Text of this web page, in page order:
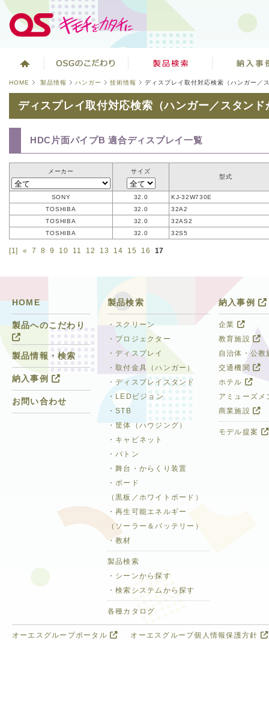
HOME 製品情報 ハンガー 技術情報 ディスプレイ取付対応検索（ハンガー／
ディスプレイ取付対応検索（ハンガー／スタン
HDC片面パイプB 適合ディスプレイ一覧
メーカー
サイズ
型式
SONY 32.0
KJ-32W730E
TOSHIBA
32.0
32A2
TOSHIBA
32.0
32AS2
TOSHIBA
32.0 32S5
[1] « 7 8 9 10 11 12 13 14 15 16 17
HOME
製品へのこだわり
製品情報・検索
納入事例
お問い合わせ
納入事例
企業
教育施設
自治体・公教
交通機関
ホテル
アミューズ
商業施設
モデル提案
製品検索
・スクリーン
・プロジェクター
・ディスプレイ
・取付金具（ハンガー）
・ディスプレイスタンド
・LEDビジョン
・STB
・筐体（ハウジング）
・キャビネット
・バトン
・舞台・からくり装置
・ボード
（黒板／ホワイトボード）
・再生可能エネルギー
（ソーラー＆バッテリー）
・教材
製品検索
・シーンから探す
・検索システムから探す
各種カタログ
オーエスグループポータル オーエスグループ個人情報保護方針